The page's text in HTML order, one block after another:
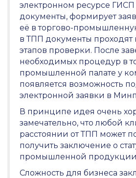
электронном ресурсе ГИСП
документы, формирует
её в торгово-
в ТПП документы проходят
этапов проверки. После
необходимых процедур в
промышленной палате у
появляется возможность
электронной заявки в
В принципе идея очень
замечательно, что любой
расстоянии от ТПП может
получить заключение о
промышленной
Сложность для бизнеса